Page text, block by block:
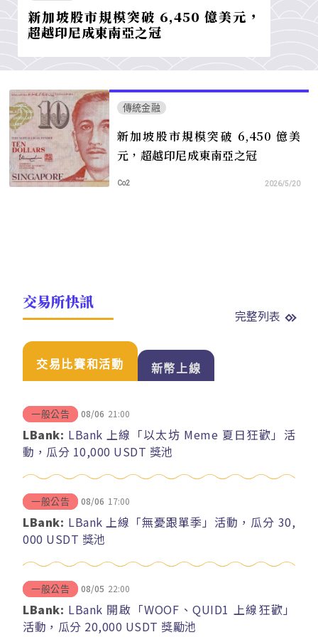
新加坡股市規模突破 6,450 億美元，
超越印尼成東南亞之冠
傳統金融
新加坡股市規模突破 6,450 億美
元，超越印尼成東南亞之冠
Co2 2026/5/20
交易所快訊
完整列表
交易比賽和活動 新幣上線
一般公告 08/06 21:00
LBank: LBank 上線「以太坊 Meme 夏日狂歡」活
動，瓜分 10,000 USDT 獎池
一般公告 08/06 17:00
LBank: LBank 上線「無憂跟單季」活動，瓜分 30,
000 USDT 獎池
一般公告 08/05 22:00
LBank: LBank 開啟「WOOF、QUID1 上線狂歡」
活動，瓜分 20,000 USDT 獎勵池